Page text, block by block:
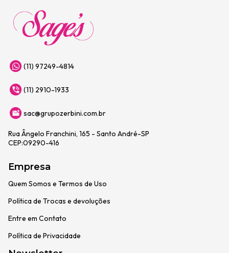
(11) 97249-4814
(11) 2910-1933
sac@grupozerbini.com.br
Rua Ângelo Franchini, 165 - Santo André-SP
CEP:09290-416
Empresa
Quem Somos e Termos de Uso
Política de Trocas e devoluções
Entre em Contato
Política de Privacidade